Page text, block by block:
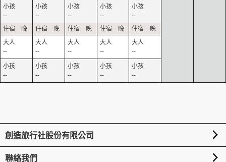
--
--
--
--
--
--
--
--
--
--
--
--
--
--
--
創造旅行社股份有限公司
聯絡我們